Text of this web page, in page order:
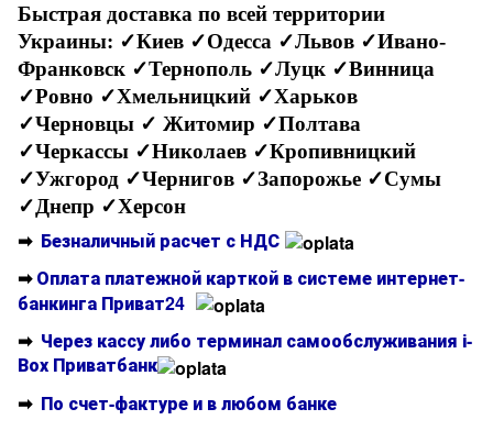
Быстрая доставка по всей территории
Украины: ✓Киев ✓Одесса ✓Львов ✓Ивано-
Франковск ✓Тернополь ✓Луцк ✓Винница
✓Ровно ✓Хмельницкий ✓Харьков
✓Черновцы ✓ Житомир ✓Полтава
✓Черкассы ✓Николаев ✓Кропивницкий
✓Ужгород ✓Чернигов ✓Запорожье ✓Сумы
✓Днепр ✓Херсон
➡ Безналичный расчет с НДС
➡Оплата платежной карткой в системе интернет-
банкинга Приват24
➡ Через кассу либо терминал самообслуживания і-
Вох Приватбанк
➡ По счет-фактуре и в любом банке